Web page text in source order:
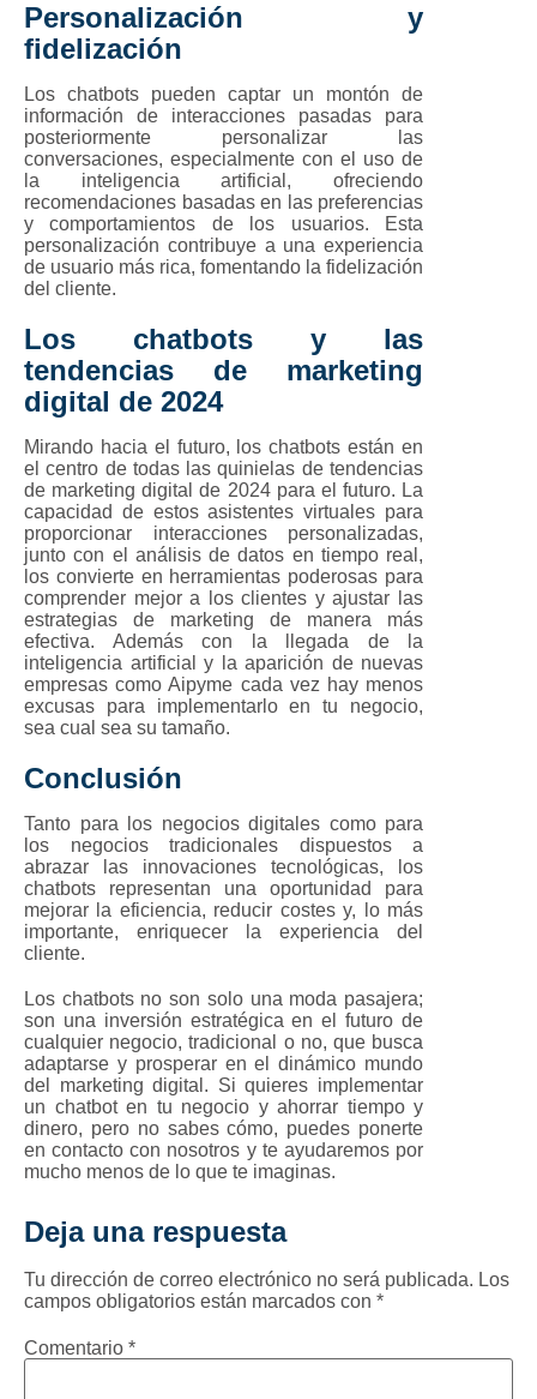
Personalización y
fidelización
Los chatbots pueden captar un montón de
información de interacciones pasadas para
posteriormente personalizar las
conversaciones, especialmente con el uso de
la inteligencia artificial, ofreciendo
recomendaciones basadas en las preferencias
y comportamientos de los usuarios. Esta
personalización contribuye a una experiencia
de usuario más rica, fomentando la fidelización
del cliente.
Los chatbots y las
tendencias de marketing
digital de 2024
Mirando hacia el futuro, los chatbots están en
el centro de todas las quinielas de tendencias
de marketing digital de 2024 para el futuro. La
capacidad de estos asistentes virtuales para
proporcionar interacciones personalizadas,
junto con el análisis de datos en tiempo real,
los convierte en herramientas poderosas para
comprender mejor a los clientes y ajustar las
estrategias de marketing de manera más
efectiva. Además con la llegada de la
inteligencia artificial y la aparición de nuevas
empresas como Aipyme cada vez hay menos
excusas para implementarlo en tu negocio,
sea cual sea su tamaño.
Conclusión
Tanto para los negocios digitales como para
los negocios tradicionales dispuestos a
abrazar las innovaciones tecnológicas, los
chatbots representan una oportunidad para
mejorar la eficiencia, reducir costes y, lo más
importante, enriquecer la experiencia del
cliente.
Los chatbots no son solo una moda pasajera;
son una inversión estratégica en el futuro de
cualquier negocio, tradicional o no, que busca
adaptarse y prosperar en el dinámico mundo
del marketing digital. Si quieres implementar
un chatbot en tu negocio y ahorrar tiempo y
dinero, pero no sabes cómo, puedes ponerte
en contacto con nosotros y te ayudaremos por
mucho menos de lo que te imaginas.
Deja una respuesta
Tu dirección de correo electrónico no será publicada. Los
campos obligatorios están marcados con *
Comentario *